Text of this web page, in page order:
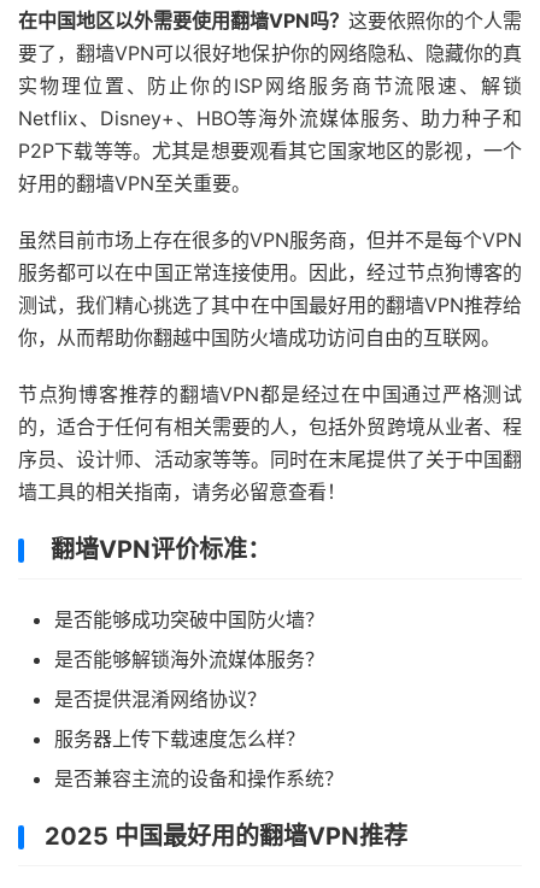
在中国地区以外需要使用翻墙VPN吗？ 这要依照你的个人需
要了，翻墙VPN可以很好地保护你的网络隐私、隐藏你的真
实物理位置、防止你的ISP网络服务商节流限速、解锁
Netflix、Disney+、HBO等海外流媒体服务、助力种子和
P2P下载等等。尤其是想要观看其它国家地区的影视，一个
好用的翻墙VPN至关重要。
虽然目前市场上存在很多的VPN服务商，但并不是每个VPN
服务都可以在中国正常连接使用。因此，经过节点狗博客的
测试，我们精心挑选了其中在中国最好用的翻墙VPN推荐给
你，从而帮助你翻越中国防火墙成功访问自由的互联网。
节点狗博客推荐的翻墙VPN都是经过在中国通过严格测试
的，适合于任何有相关需要的人，包括外贸跨境从业者、程
序员、设计师、活动家等等。同时在末尾提供了关于中国翻
墙工具的相关指南，请务必留意查看！
翻墙VPN评价标准：
是否能够成功突破中国防火墙？
是否能够解锁海外流媒体服务？
是否提供混淆网络协议？
服务器上传下载速度怎么样？
是否兼容主流的设备和操作系统？
2025 中国最好用的翻墙VPN推荐